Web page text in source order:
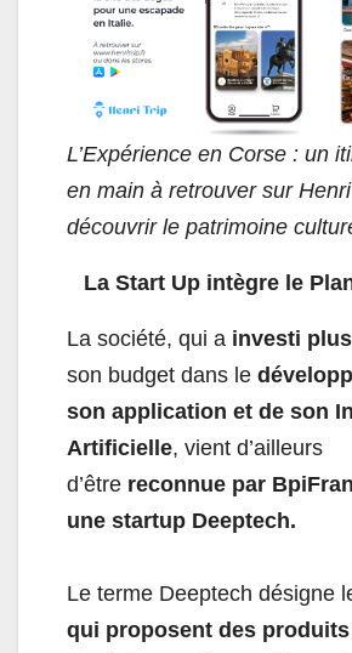
L’Expérience en Corse : un
en main à retrouver sur
découvrir le patrimoine
La Start Up intègre le
La société, qui a investi
son budget dans le
son application et de son
Artificielle, vient d’ailleurs
d’être reconnue par
une startup Deeptech.
Le terme Deeptech désigne
qui proposent des